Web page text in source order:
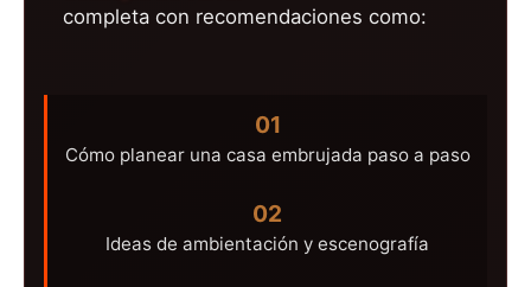
completa con recomendaciones como:
01
Cómo planear una casa embrujada paso a paso
02
Ideas de ambientación y escenografía